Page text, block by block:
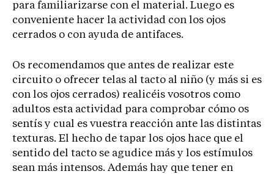
para familiarizarse con el material. Luego es
conveniente hacer la actividad con los ojos
cerrados o con ayuda de antifaces.
Os recomendamos que antes de realizar este
circuito o ofrecer telas al tacto al niño (y más si es
con los ojos cerrados) realicéis vosotros como
adultos esta actividad para comprobar cómo os
sentís y cual es vuestra reacción ante las distintas
texturas. El hecho de tapar los ojos hace que el
sentido del tacto se agudice más y los estímulos
sean más intensos. Además hay que tener en